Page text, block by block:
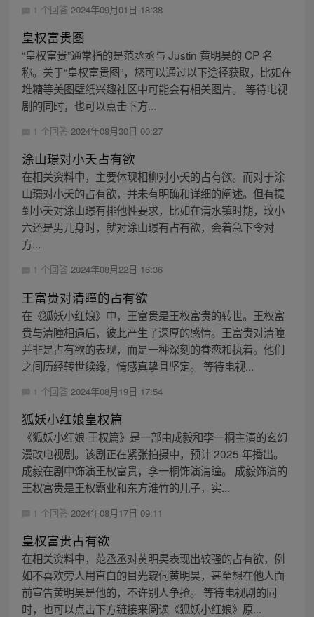
1 个回答 2024年09月01日 18:38
皇权富贵图
“皇权富贵”通常指的是范丞丞与 Justin 黄明昊的 CP 名
称。关于“皇权富贵图”，您可以通过以下途径获取，比如在
堆糖等美图壁纸兴趣社区中可能会有相关图片。 等待电视
剧的同时，也可以点击下方...
1 个回答 2024年08月30日 00:27
涂山璟对小夭占有欲
在相关资料中，主要体现相柳对小夭的占有欲。而对于涂
山璟对小夭的占有欲，并未有明确和详细的阐述。但有提
到小夭对涂山璟有排他性要求，比如在清水镇时期，玟小
六还是男儿身时，就对涂山璟有占有欲，会着急下令对
方...
1 个回答 2024年08月22日 16:36
王富贵对清瞳的占有欲
在《狐妖小红娘》中，王富贵是王权富贵的转世。王权富
贵与清瞳相遇后，彼此产生了深厚的感情。王富贵对清瞳
并非是占有欲的表现，而是一种深刻的眷恋和执着。他们
之间历经转世续缘，情感真挚且坚定。 等待电视...
1 个回答 2024年08月19日 17:54
狐妖小红娘皇权篇
《狐妖小红娘·王权篇》是一部由成毅和李一桐主演的玄幻
漫改电视剧。该剧正在紧张拍摄中，预计 2025 年播出。
成毅在剧中饰演王权富贵，李一桐饰演清瞳。 成毅饰演的
王权富贵是王权霸业和东方淮竹的儿子，实...
1 个回答 2024年08月17日 09:11
皇权富贵占有欲
在相关资料中，范丞丞对黄明昊表现出较强的占有欲，例
如不喜欢旁人用直白的目光窥伺黄明昊，甚至想在他人面
前宣告黄明昊是他的，不许别人争抢。 等待电视剧的同
时，也可以点击下方链接来阅读《狐妖小红娘》原...